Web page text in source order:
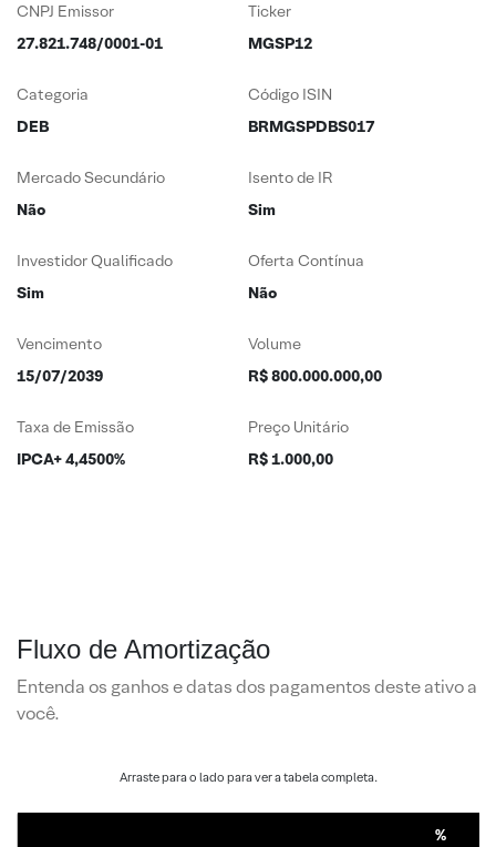
CNPJ Emissor
27.821.748/0001-01
Ticker
MGSP12
Categoria
DEB
Código ISIN
BRMGSPDBS017
Mercado Secundário
Não
Isento de IR
Sim
Investidor Qualificado
Sim
Oferta Contínua
Não
Vencimento
15/07/2039
Volume
R$ 800.000.000,00
Taxa de Emissão
IPCA+ 4,4500%
Preço Unitário
R$ 1.000,00
Fluxo de Amortização
Entenda os ganhos e datas dos pagamentos deste ativo a
você.
%